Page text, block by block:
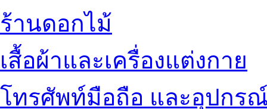
ร้านดอกไม้
เสื้อผ้าและเครื่องแต่งกาย
โทรศัพท์มือถือ และอุปกร